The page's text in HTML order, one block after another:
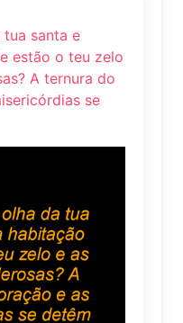
santa e
estão o teu zelo
A ternura do
se